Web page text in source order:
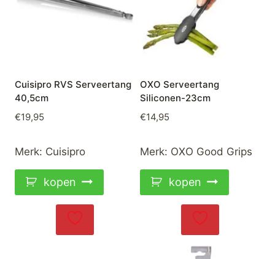
Cuisipro RVS Serveertang
40,5cm
€19,95
Merk: Cuisipro
kopen
OXO Serveertang
Siliconen-23cm
€14,95
Merk: OXO Good Grips
kopen